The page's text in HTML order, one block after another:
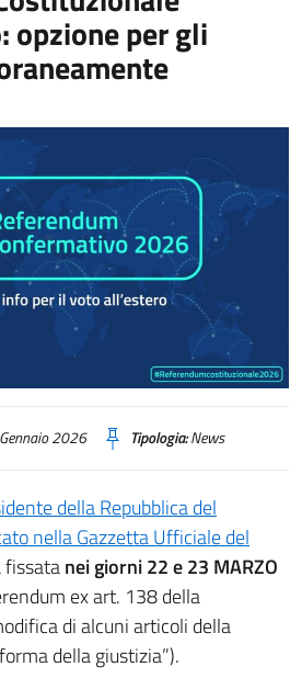
opzione per gli
2026 Tipologia:News
della Repubblica del
nella Gazzetta Ufficiale del
fissatanei giorni 22 e 23 MARZO
ex art. 138 della
di alcuni articoli della
della giustizia”).